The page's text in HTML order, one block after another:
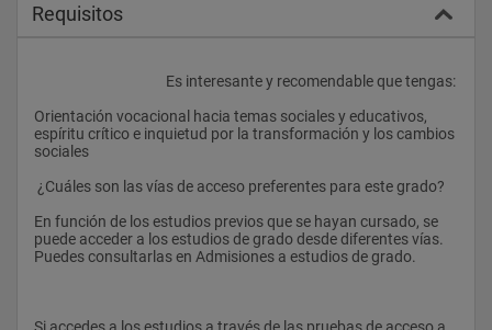
Requisitos
					Es interesante y recomendable que tengas:
Orientación vocacional hacia temas sociales y educativos,
espíritu crítico e inquietud por la transformación y los cambios
sociales
¿Cuáles son las vías de acceso preferentes para este grado?
En función de los estudios previos que se hayan cursado, se
puede acceder a los estudios de grado desde diferentes vías.
Puedes consultarlas en Admisiones a estudios de grado.